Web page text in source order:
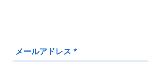
メールアドレス